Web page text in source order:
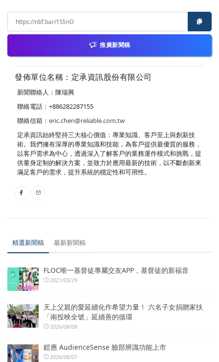
推廣新聞稿
發佈單位名稱：定承資訊股份有限公司
新聞聯絡人：陳瑞興
聯絡電話：+886282287155
聯絡信箱： eric.chen@reliable.com.tw
定承資訊始終堅持三大核心價值：專業知識、客戶至上與創新技
術。我們擁有深厚的專業知識和技能，為客戶提供最優質的服務，
以客戶需求為中心，透過深入了解客戶的業務運作模式和挑戰，提
供量身定制的解決方案，並致力於應用最新的技術，以不斷創新來
滿足客戶的需求，提升系統的穩定性和可用性。
精選新聞稿 最新新聞稿
FLOC唯一基督徒專屬交友APP，基督徒的新福音
2021/03/29
天上父親的愛延續化作希望力量！ 六名子女捐贈家扶
「南投映全號」延續善的循環
2026/08/08
鎧應 AudienceSense 臉部辨識功能上市
2026/08/07